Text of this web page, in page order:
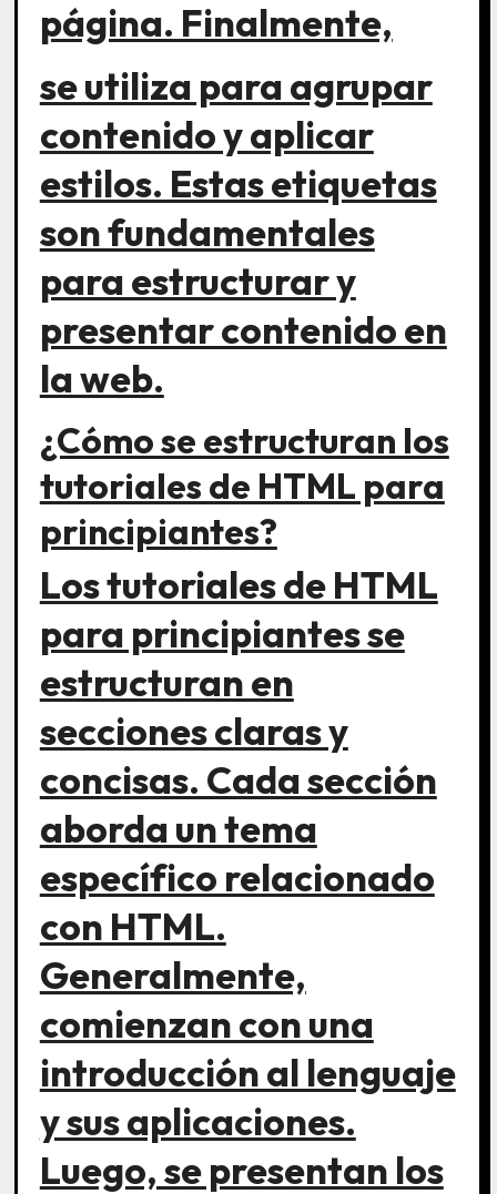
página. Finalmente,
se utiliza para agrupar
contenido y aplicar
estilos. Estas etiquetas
son fundamentales
para estructurar y
presentar contenido en
la web.
¿Cómo se estructuran los
tutoriales de HTML para
principiantes?
Los tutoriales de HTML
para principiantes se
estructuran en
secciones claras y
concisas. Cada sección
aborda un tema
específico relacionado
con HTML.
Generalmente,
comienzan con una
introducción al lenguaje
y sus aplicaciones.
Luego, se presentan los